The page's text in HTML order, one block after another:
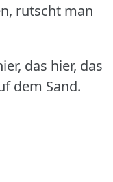
rutscht man
das hier, das
dem Sand.